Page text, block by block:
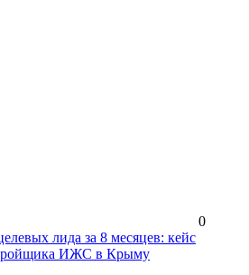
0
лида за 8 месяцев: кейс
ИЖС в Крыму